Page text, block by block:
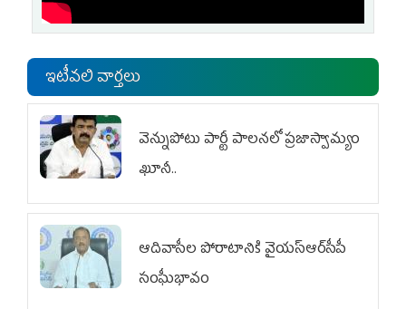
ఇటీవలి వార్తలు
వెన్నుపోటు పార్టీ పాలనలో ప్రజాస్వామ్యం
ఖూనీ..
ఆదివాసీల పోరాటానికి వైయ‌స్ఆర్‌సీపీ
సంఘీభావం